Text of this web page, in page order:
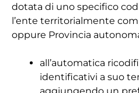
dotata di uno specifico
l’ente territorialmente
oppure Provincia
all’automatica
identificativi a suo